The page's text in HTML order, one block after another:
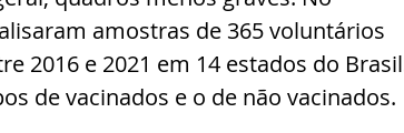
amostras de 365 voluntários
2016 e 2021 em 14 estados do
de vacinados e o de não vacinados.